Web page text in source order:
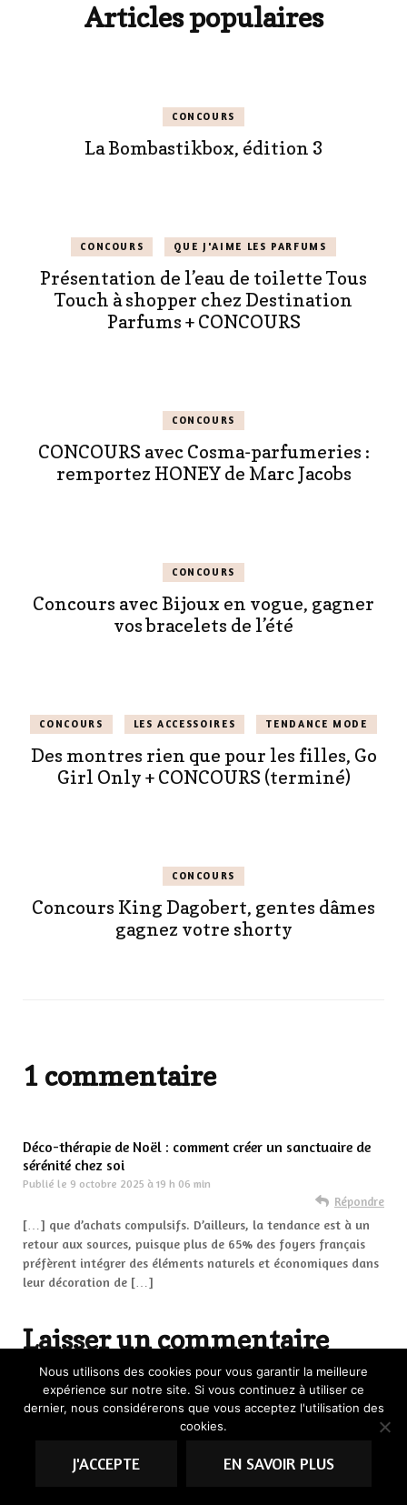
Articles populaires
CONCOURS
La Bombastikbox, édition 3
CONCOURS QUE J'AIME LES PARFUMS
Présentation de l’eau de toilette Tous
Touch à shopper chez Destination
Parfums + CONCOURS
CONCOURS
CONCOURS avec Cosma-parfumeries :
remportez HONEY de Marc Jacobs
CONCOURS
Concours avec Bijoux en vogue, gagner
vos bracelets de l’été
CONCOURS LES ACCESSOIRES TENDANCE MODE
Des montres rien que pour les filles, Go
Girl Only + CONCOURS (terminé)
CONCOURS
Concours King Dagobert, gentes dâmes
gagnez votre shorty
1 commentaire
Déco-thérapie de Noël : comment créer un sanctuaire de
sérénité chez soi
Publié le 9 octobre 2025 à 19 h 06 min
Répondre
[…] que d’achats compulsifs. D’ailleurs, la tendance est à un
retour aux sources, puisque plus de 65% des foyers français
préfèrent intégrer des éléments naturels et économiques dans
leur décoration de […]
Laisser un commentaire
Nous utilisons des cookies pour vous garantir la meilleure
expérience sur notre site. Si vous continuez à utiliser ce
dernier, nous considérerons que vous acceptez l'utilisation des
cookies.
J'ACCEPTE EN SAVOIR PLUS